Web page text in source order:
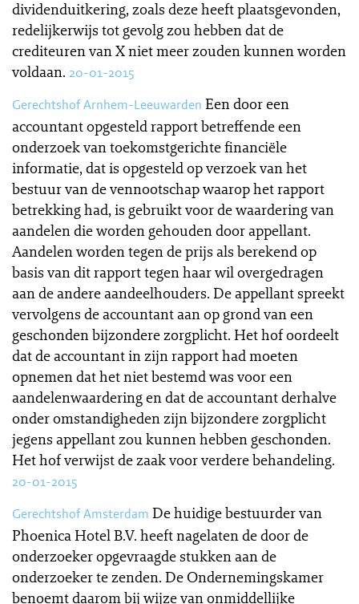
dividenduitkering, zoals deze heeft plaatsgevonden,
redelijkerwijs tot gevolg zou hebben dat de
crediteuren van X niet meer zouden kunnen worden
voldaan. 20-01-2015
Gerechtshof Arnhem-Leeuwarden Een door een
accountant opgesteld rapport betreffende een
onderzoek van toekomstgerichte financiële
informatie, dat is opgesteld op verzoek van het
bestuur van de vennootschap waarop het rapport
betrekking had, is gebruikt voor de waardering van
aandelen die worden gehouden door appellant.
Aandelen worden tegen de prijs als berekend op
basis van dit rapport tegen haar wil overgedragen
aan de andere aandeelhouders. De appellant spreekt
vervolgens de accountant aan op grond van een
geschonden bijzondere zorgplicht. Het hof oordeelt
dat de accountant in zijn rapport had moeten
opnemen dat het niet bestemd was voor een
aandelenwaardering en dat de accountant derhalve
onder omstandigheden zijn bijzondere zorgplicht
jegens appellant zou kunnen hebben geschonden.
Het hof verwijst de zaak voor verdere behandeling.
20-01-2015
Gerechtshof Amsterdam De huidige bestuurder van
Phoenica Hotel B.V. heeft nagelaten de door de
onderzoeker opgevraagde stukken aan de
onderzoeker te zenden. De Ondernemingskamer
benoemt daarom bij wijze van onmiddellijke